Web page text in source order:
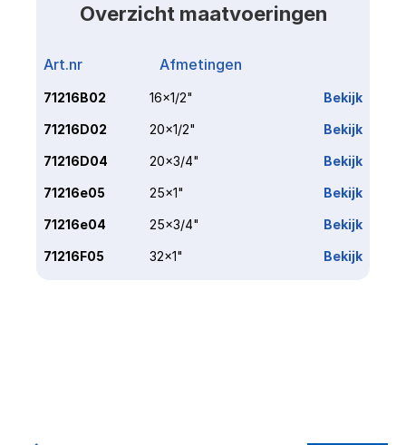
Overzicht maatvoeringen
Art.nr Afmetingen
71216B02 16x1/2" Bekijk
71216D02 20x1/2" Bekijk
71216D04 20x3/4" Bekijk
71216e05 25x1" Bekijk
71216e04 25x3/4" Bekijk
71216F05 32x1" Bekijk